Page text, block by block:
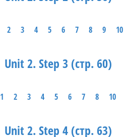
2 3 4 5 6 7 8 9 10
Unit 2. Step 3 (стр. 60)
1 2 3 4 5 6 7 8 10
Unit 2. Step 4 (стр. 63)